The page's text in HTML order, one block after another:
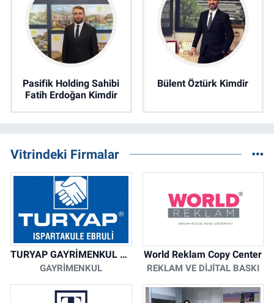
Pasifik Holding Sahibi
Fatih Erdoğan Kimdir
Bülent Öztürk Kimdir
Vitrindeki Firmalar
TURYAP GAYRİMENKUL DANIŞMANLIK HİZMETLERİ
GAYRIMENKUL
World Reklam Copy Center
REKLAM VE DIJITAL BASKI